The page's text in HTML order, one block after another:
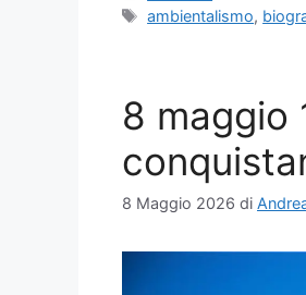
Tag
ambientalismo,
8 maggio
8 Maggio 2026 di